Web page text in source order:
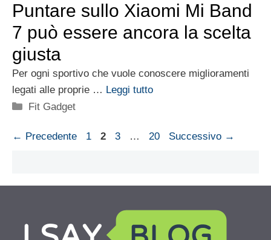
Puntare sullo Xiaomi Mi Band
7 può essere ancora la scelta
giusta
Per ogni sportivo che vuole conoscere miglioramenti
legati alle proprie … Leggi tutto
Categorie
Fit Gadget
← Precedente Pagina
1 Pagina
2 Pagina
3 … Pagina
20 Successivo →